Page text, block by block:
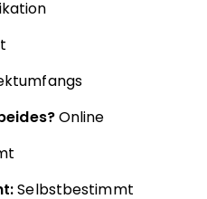
Online
Selbstbestimmt